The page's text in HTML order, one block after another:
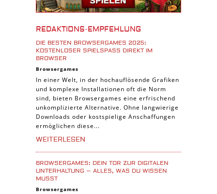
Burgenbau Spiele
Cross-Platform Spiele
iPad Spiele
Denk Spiele
Piraten Spiele
Sport Spiele
Pferde Spiele
Simulation Spiele
Tier Spiele
Casual Spiele
Abenteuer Spiele
Online Spiele
REDAKTIONS-EMPFEHLUNG
DIE BESTEN BROWSERGAMES 2025:
KOSTENLOSER SPIELSPASS DIREKT IM B
ROWSER
Browsergames
In einer Welt, in der hochauflösende Grafiken
und komplexe Installationen oft die Norm
sind, bieten Browsergames eine erfrischend
unkomplizierte Alternative. Ohne langwierige
Downloads oder kostspielige Anschaffungen
ermöglichen diese...
WEITERLESEN
BROWSERGAMES: DEIN TOR ZUR DIGITALEN
UNTERHALTUNG – ALLES, WAS DU WISSEN
MUSST
Browsergames